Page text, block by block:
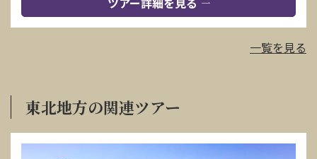
一覧を見る
東北地方の関連ツアー